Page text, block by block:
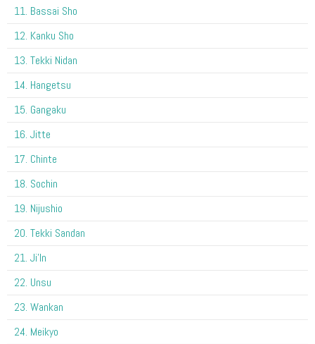
11. Bassai Sho
12. Kanku Sho
13. Tekki Nidan
14. Hangetsu
15. Gangaku
16. Jitte
17. Chinte
18. Sochin
19. Nijushio
20. Tekki Sandan
21. Ji'In
22. Unsu
23. Wankan
24. Meikyo